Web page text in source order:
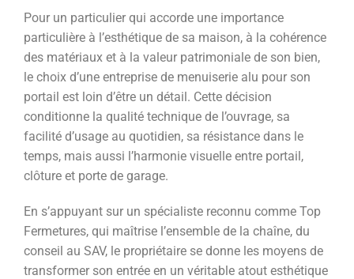
Pour un particulier qui accorde une importance
particulière à l’esthétique de sa maison, à la cohérence
des matériaux et à la valeur patrimoniale de son bien,
le choix d’une entreprise de menuiserie alu pour son
portail est loin d’être un détail. Cette décision
conditionne la qualité technique de l’ouvrage, sa
facilité d’usage au quotidien, sa résistance dans le
temps, mais aussi l’harmonie visuelle entre portail,
clôture et porte de garage.
En s’appuyant sur un spécialiste reconnu comme Top
Fermetures, qui maîtrise l’ensemble de la chaîne, du
conseil au SAV, le propriétaire se donne les moyens de
transformer son entrée en un véritable atout esthétique